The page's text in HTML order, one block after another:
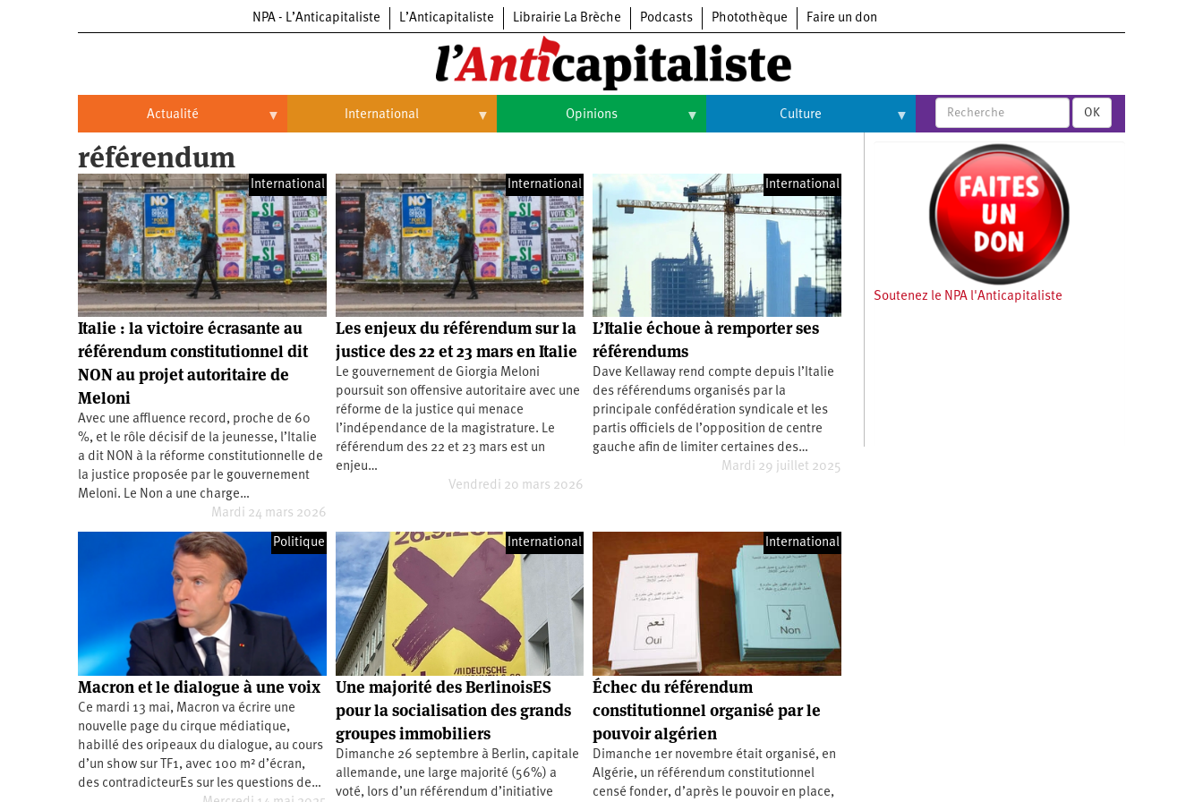
NPA - L’Anticapitaliste L’Anticapitaliste Librairie La Brèche Podcasts Photothèque Faire un don
Actualité
Actualité
Politique
Entreprises
Entreprises
Automobile
Aéronautique
Commerce
Hôpitaux
SNCF
Services
Oppressions
Oppressions
Antiracisme
Féminisme
LGBTI
Économie
Écologie
Éducation
Santé
Vidéos
Dans
International
Brésil
Chine
États-
Unis
Continents
Afrique
Amérique
du
Nord
Amérique
latine
Europe
Moyen-
Orient
Océanie
Opinions
Histoire
Culture
Arts
Cinéma
Expositions
Livres
Musique
OK
référendum
International
Italie : la victoire écrasante au
référendum constitutionnel dit
NON au projet autoritaire de
Meloni
Avec une affluence record, proche de 60
%, et le rôle décisif de la jeunesse, l’Italie
a dit NON à la réforme constitutionnelle de
la justice proposée par le gouvernement
Meloni. Le Non a une charge…
Mardi 24 mars 2026
International
Les enjeux du référendum sur la
justice des 22 et 23 mars en Italie
Le gouvernement de Giorgia Meloni
poursuit son offensive autoritaire avec une
réforme de la justice qui menace
l’indépendance de la magistrature. Le
référendum des 22 et 23 mars est un
enjeu…
Vendredi 20 mars 2026
International
L’Italie échoue à remporter ses
référendums
Dave Kellaway rend compte depuis l’Italie
des référendums organisés par la
principale confédération syndicale et les
partis officiels de l’opposition de centre
gauche afin de limiter certaines des…
Mardi 29 juillet 2025
Politique
Macron et le dialogue à une voix
Ce mardi 13 mai, Macron va écrire une
nouvelle page du cirque médiatique,
habillé des oripeaux du dialogue, au cours
d’un show sur TF1, avec 100 m² d’écran,
des contradicteurEs sur les questions de…
International
Une majorité des BerlinoisES
pour la socialisation des grands
groupes immobiliers
Dimanche 26 septembre à Berlin, capitale
allemande, une large majorité (56%) a
voté, lors d’un référendum d’initiative
International
Échec du référendum
constitutionnel organisé par le
pouvoir algérien
Dimanche 1er novembre était organisé, en
Algérie, un référendum constitutionnel
censé fonder, d’après le pouvoir en place,
Soutenez le NPA l'Anticapitaliste